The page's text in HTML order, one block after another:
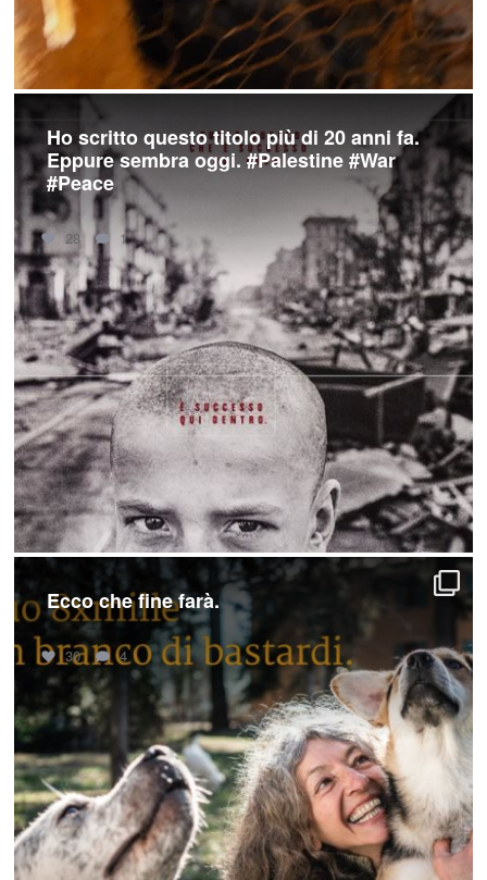
Ho scritto questo titolo più di 20 anni fa.
Eppure sembra oggi. #Palestine #War
#Peace
28 1
Ecco che fine farà.
30 4